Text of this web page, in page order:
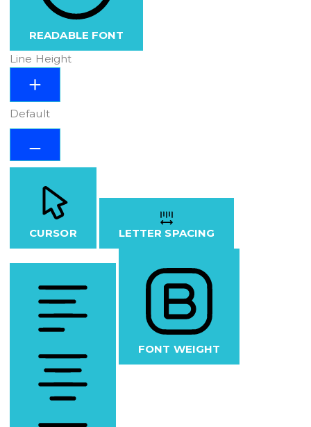
READABLE FONT
Line Height
Default
CURSOR LETTER SPACING
FONT WEIGHT